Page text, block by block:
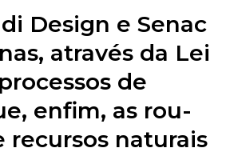
Design e Senac
através da Lei
de
enfim, as rou-
recursos naturais